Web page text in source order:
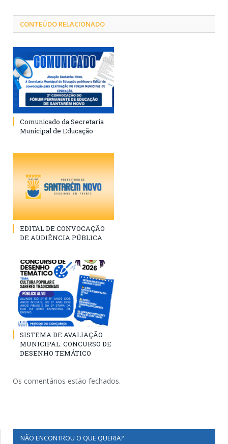
CONTEÚDO RELACIONADO
Comunicado da Secretaria
Municipal de Educação
EDITAL DE CONVOCAÇÃO
DE AUDIÊNCIA PÚBLICA
SISTEMA DE AVALIAÇÃO
MUNICIPAL: CONCURSO DE
DESENHO TEMÁTICO
Os comentários estão fechados.
NÃO ENCONTROU O QUE QUERIA?